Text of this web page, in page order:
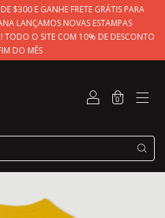
$300 E GANHE FRETE GRÁTIS PARA
LANÇAMOS NOVAS ESTAMPAS
TODO O SITE COM 10% DE DESCONTO
DO MÊS
0